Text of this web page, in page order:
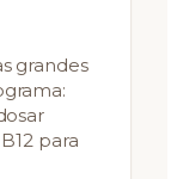
grandes
para